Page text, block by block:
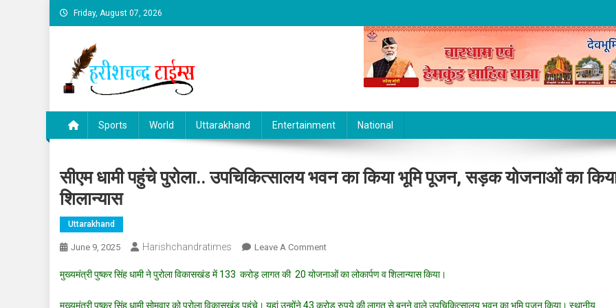
Skip
to
Friday, August 07, 2026
Sports World Uttarakhand Entertainment National
सीएम धामी पहुंचे पुरोला.. उपचिकित्सालय भवन का किया भूमि पूजन, सड़क योजनाओं का
शिलान्यास
Uttarakhand
June 9, 2025 Harishchandratimes Leave A CommentOn
धामी
मुख्यमंत्री पुष्कर सिंह धामी ने पुरोला विकासखंड में 133 करोड़ लागत की 20 योजनाओं का लोकार्पण व शिलान्यास किया।
मुख्यमंत्री पुष्कर सिंह धामी सोमवार को पुरोला विकासखंड पहुंचे। यहां उन्होंने 43 करोड़ रुपये की लागत से बनने वाले उपचिकित्सालय भवन का भूमि पूजन किया। स्थानीय